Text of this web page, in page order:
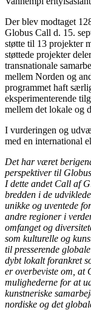
Der blev modtaget
Globus Call d. 15.
støtte til 13 projekter
støttede projekter
transnationale
mellem Norden og
programmet haft
eksperimenterende
mellem det lokale og
I vurderingen og
med en international
Det har været
perspektiver til
I dette andet Call af
bredden i de
unikke og uventede
andre regioner i
omfanget og
som kulturelle og
til presserende
dybt lokalt forankret
er overbeviste om, at
mulighederne for at
kunstneriske
nordiske og det